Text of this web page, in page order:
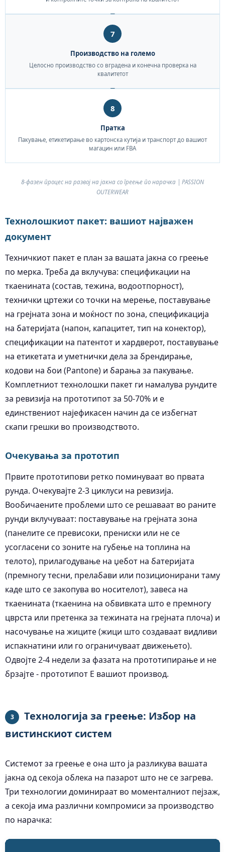
7
Производство на големо
Целосно производство со вградена и конечна проверка на
квалитетот
8
Пратка
Пакување, етикетирање во картонска кутија и транспорт до вашиот
магацин или FBA
8-фазен процес на развој на јакна со греење по нарачка | PASSION
OUTERWEAR
Технолошкиот пакет: вашиот најважен
документ
Техничкиот пакет е план за вашата јакна со греење
по мерка. Треба да вклучува: спецификации на
ткаенината (состав, тежина, водоотпорност),
технички цртежи со точки на мерење, поставување
на грејната зона и моќност по зона, спецификација
на батеријата (напон, капацитет, тип на конектор),
спецификации на патентот и хардверот, поставување
на етикетата и уметнички дела за брендирање,
кодови на бои (Pantone) и барања за пакување.
Комплетниот технолошки пакет ги намалува рундите
за ревизија на прототипот за 50-70% и е
единствениот најефикасен начин да се избегнат
скапи грешки во производството.
Очекувања за прототип
Првите прототипови ретко поминуваат во првата
рунда. Очекувајте 2-3 циклуси на ревизија.
Вообичаените проблеми што се решаваат во раните
рунди вклучуваат: поставување на грејната зона
(панелите се превисоки, прениски или не се
усогласени со зоните на губење на топлина на
телото), прилагодување на џебот на батеријата
(премногу тесни, прелабави или позиционирани таму
каде што се закопува во носителот), завеса на
ткаенината (ткаенина на обвивката што е премногу
цврста или претенка за тежината на грејната плоча) и
насочување на жиците (жици што создаваат видливи
испакнатини или го ограничуваат движењето).
Одвојте 2-4 недели за фазата на прототипирање и не
брзајте - прототипот Е вашиот производ.
3
Технологија за греење: Избор на
вистинскиот систем
Системот за греење е она што ја разликува вашата
јакна од секоја облека на пазарот што не се загрева.
Три технологии доминираат во моменталниот пејзаж,
а секоја има различни компромиси за производство
по нарачка: